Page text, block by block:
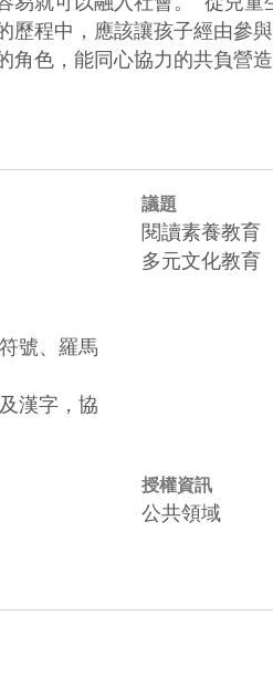
歷程中，應該讓孩子經由參
角色，能同心協力的共負營
號、羅馬
漢字，協
議題
閱讀素養教育
多元文化教育
授權資訊
公共領域